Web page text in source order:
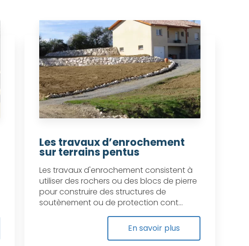
Les travaux d’enrochement
sur terrains pentus
Les travaux d'enrochement consistent à
utiliser des rochers ou des blocs de pierre
pour construire des structures de
soutènement ou de protection cont...
En savoir plus